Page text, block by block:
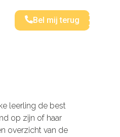
Bel mij terug
leerling de best
op zijn of haar
overzicht van de